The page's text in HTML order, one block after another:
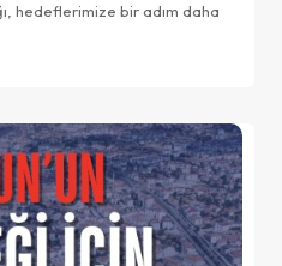
hedeflerimize bir adım daha